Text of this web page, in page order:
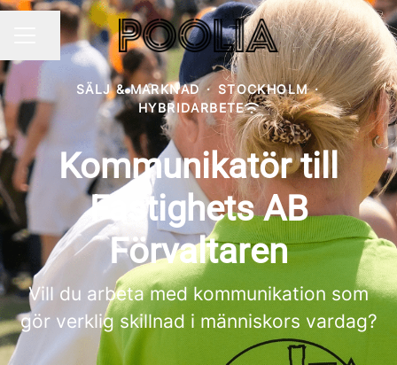
KARRIÄRMENY
Dela sidan
SÄLJ & MARKNAD · STOCKHOLM ·
HYBRIDARBETE
Kommunikatör till
Fastighets AB
Förvaltaren
Vill du arbeta med kommunikation som
gör verklig skillnad i människors vardag?